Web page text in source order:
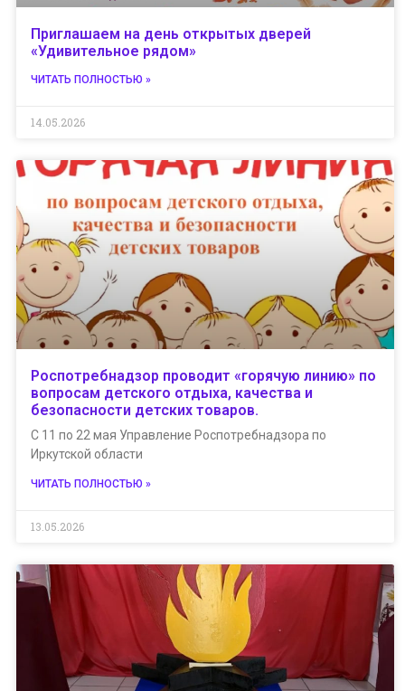
Приглашаем на день открытых дверей
«Удивительное рядом»
ЧИТАТЬ ПОЛНОСТЬЮ »
14.05.2026
Роспотребнадзор проводит «горячую линию» по
вопросам детского отдыха, качества и
безопасности детских товаров.
С 11 по 22 мая Управление Роспотребнадзора по
Иркутской области
ЧИТАТЬ ПОЛНОСТЬЮ »
13.05.2026